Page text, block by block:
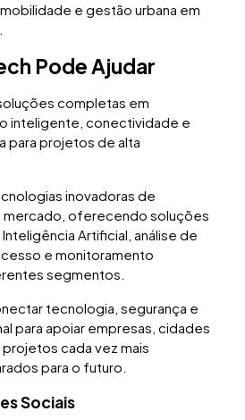
e gestão urbana em
Pode Ajudar
completas em
inteligente, conectividade e
para projetos de alta
inovadoras de
mercado, oferecendo soluções
Artificial, análise de
e monitoramento
segmentos.
tecnologia, segurança e
para apoiar empresas, cidades
cada vez mais
para o futuro.
Sociais